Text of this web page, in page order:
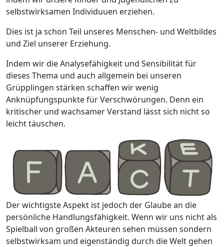
selbstwirksamen Individuuen erziehen.
Dies ist ja schon Teil unseres Menschen- und Weltbildes
und Ziel unserer Erziehung.
Indem wir die Analysefähigkeit und Sensibilität für
dieses Thema und auch allgemein bei unseren
Grüpplingen stärken schaffen wir wenig
Anknüpfungspunkte für Verschwörungen. Denn ein
kritischer und wachsamer Verstand lässt sich nicht so
leicht täuschen.
Der wichtigste Aspekt ist jedoch der Glaube an die
persönliche Handlungsfähigkeit. Wenn wir uns nicht als
Spielball von großen Akteuren sehen müssen sondern
selbstwirksam und eigenständig durch die Welt gehen